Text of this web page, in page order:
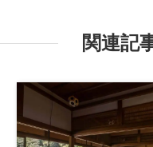
関連記